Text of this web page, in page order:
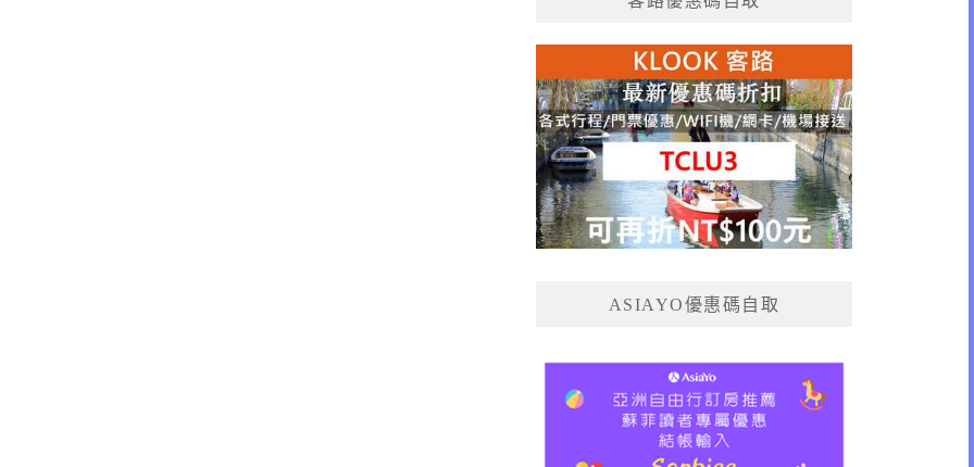
ASIAYO優惠碼自取